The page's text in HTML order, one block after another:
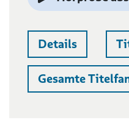
Details
Gesamte